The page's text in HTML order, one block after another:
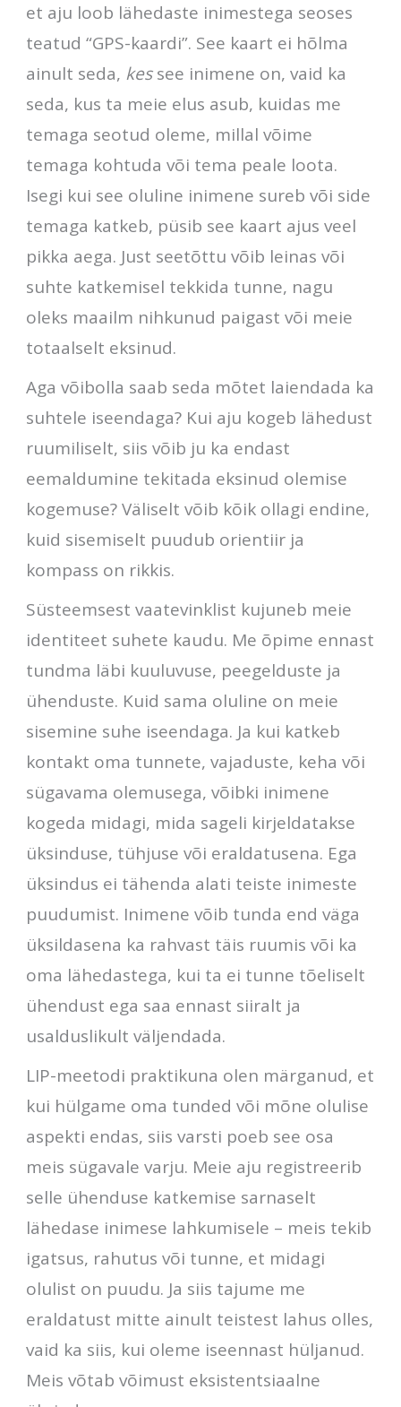
et aju loob lähedaste inimestega seoses
teatud “GPS-kaardi”. See kaart ei hõlma
ainult seda, kessee inimene on, vaid ka
seda, kus ta meie elus asub, kuidas me
temaga seotud oleme, millal võime
temaga kohtuda või tema peale loota.
Isegi kui see oluline inimene sureb või side
temaga katkeb, püsib see kaart ajus veel
pikka aega. Just seetõttu võib leinas või
suhte katkemisel tekkida tunne, nagu
oleks maailm nihkunud paigast või meie
totaalselt eksinud.
Aga võibolla saab seda mõtet laiendada ka
suhtele iseendaga? Kui aju kogeb lähedust
ruumiliselt, siis võib ju ka endast
eemaldumine tekitada eksinud olemise
kogemuse? Väliselt võib kõik ollagi endine,
kuid sisemiselt puudub orientiir ja
kompass on rikkis.
Süsteemsest vaatevinklist kujuneb meie
identiteet suhete kaudu. Me õpime ennast
tundma läbi kuuluvuse, peegelduste ja
ühenduste. Kuid sama oluline on meie
sisemine suhe iseendaga. Ja kui katkeb
kontakt oma tunnete, vajaduste, keha või
sügavama olemusega, võibki inimene
kogeda midagi, mida sageli kirjeldatakse
üksinduse, tühjuse või eraldatusena. Ega
üksindus ei tähenda alati teiste inimeste
puudumist. Inimene võib tunda end väga
üksildasena ka rahvast täis ruumis või ka
oma lähedastega, kui ta ei tunne tõeliselt
ühendust ega saa ennast siiralt ja
usalduslikult väljendada.
LIP-meetodi praktikuna olen märganud, et
kui hülgame oma tunded või mõne olulise
aspekti endas, siis varsti poeb see osa
meis sügavale varju. Meie aju registreerib
selle ühenduse katkemise sarnaselt
lähedase inimese lahkumisele – meis tekib
igatsus, rahutus või tunne, et midagi
olulist on puudu. Ja siis tajume me
eraldatust mitte ainult teistest lahus olles,
vaid ka siis, kui oleme iseennast hüljanud.
Meis võtab võimust eksistentsiaalne